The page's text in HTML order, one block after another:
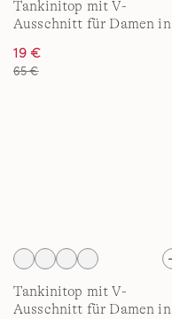
Tankinitop mit V-
Ausschnitt für Damen in
19 €
65 €
Tankinitop mit V-
Ausschnitt für Damen in